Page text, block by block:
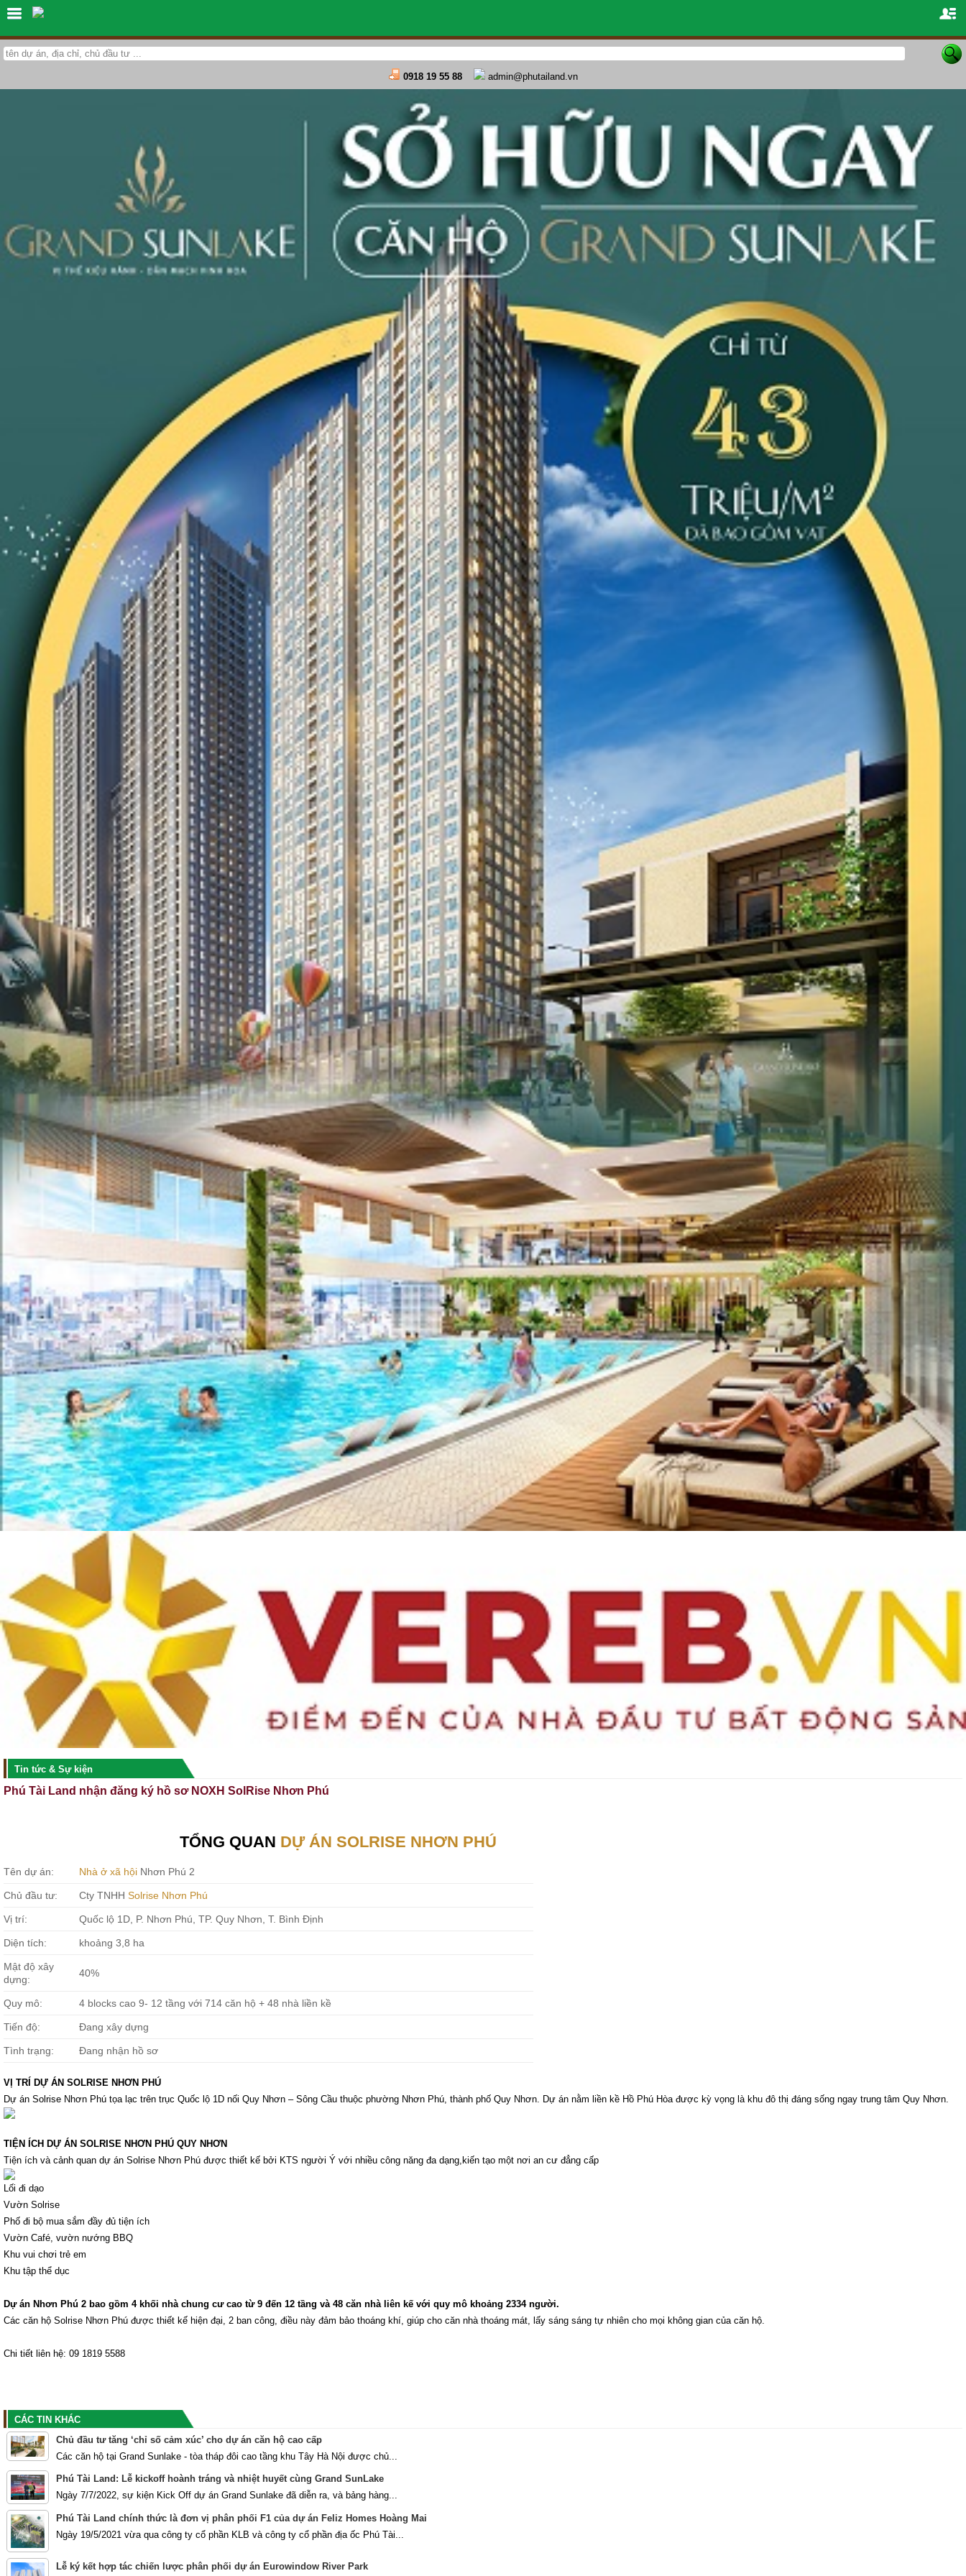
0918 19 55 88 admin@phutailand.vn
Tin tức & Sự kiện
Phú Tài Land nhận đăng ký hồ sơ NOXH SolRise Nhơn Phú
TỔNG QUAN DỰ ÁN SOLRISE NHƠN PHÚ
Tên dự án: Nhà ở xã hội Nhơn Phú 2
Chủ đầu tư: Cty TNHHSolrise Nhơn Phú
Vị trí: Quốc lộ 1D, P. Nhơn Phú, TP. Quy Nhơn, T. Bình Định
Diện tích: khoảng 3,8 ha
Mật độ xây
dựng:
40%
Quy mô: 4 blocks cao 9- 12 tầng với 714 căn hộ + 48 nhà liền kề
Tiến độ: Đang xây dựng
Tình trạng: Đang nhận hồ sơ
VỊ TRÍ DỰ ÁN SOLRISE NHƠN PHÚ
Dự án Solrise Nhơn Phú tọa lạc trên trục Quốc lộ 1D nối Quy Nhơn – Sông Cầu thuộc phường Nhơn Phú, thành phố Quy Nhơn. Dự án nằm liền kề Hồ Phú Hòa được kỳ vọng là khu đô thị đáng sống ngay trung tâm Quy Nhơn.
TIỆN ÍCH DỰ ÁN SOLRISE NHƠN PHÚ QUY NHƠN
Tiện ích và cảnh quan dự án Solrise Nhơn Phú được thiết kế bởi KTS người Ý với nhiều công năng đa dạng,kiến tạo một nơi an cư đẳng cấp
Lối đi dạo
Vườn Solrise
Phố đi bộ mua sắm đầy đủ tiện ích
Vườn Café, vườn nướng BBQ
Khu vui chơi trẻ em
Khu tập thể dục
Dự án Nhơn Phú 2 bao gồm 4 khối nhà chung cư cao từ 9 đến 12 tầng và 48 căn nhà liên kế với quy mô khoảng 2334 người.
Các căn hộ Solrise Nhơn Phú được thiết kế hiện đại, 2 ban công, điều này đảm bảo thoáng khí, giúp cho căn nhà thoáng mát, lấy sáng sáng tự nhiên cho mọi không gian của căn hộ.
Chi tiết liên hệ: 09 1819 5588
CÁC TIN KHÁC
Chủ đầu tư tăng ‘chỉ số cảm xúc’ cho dự án căn hộ cao cấp
Các căn hộ tại Grand Sunlake - tòa tháp đôi cao tầng khu Tây Hà Nội được chủ...
Phú Tài Land: Lễ kickoff hoành tráng và nhiệt huyết cùng Grand SunLake
Ngày 7/7/2022, sự kiện Kick Off dự án Grand Sunlake đã diễn ra, và bảng hàng...
Phú Tài Land chính thức là đơn vị phân phối F1 của dự án Feliz Homes Hoàng Mai
Ngày 19/5/2021 vừa qua công ty cổ phần KLB và công ty cổ phần địa ốc Phú Tài...
Lễ ký kết hợp tác chiến lược phân phối dự án Eurowindow River Park